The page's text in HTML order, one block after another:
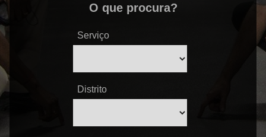
O que procura?
Serviço
Distrito